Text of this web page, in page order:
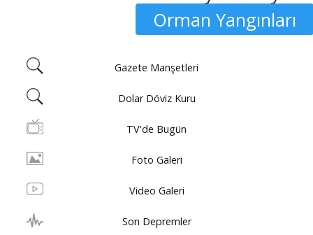
Orman Yangınları
Gazete Manşetleri
Dolar Döviz Kuru
TV'de Bugün
Foto Galeri
Video Galeri
Son Depremler